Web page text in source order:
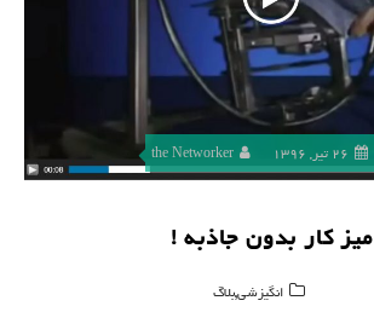
26 تیر, 1396 the Networker
میز کار بدون جاذبه !
انگیزشی,بلاگ